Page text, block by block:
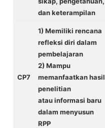
dan keterampilan
CP7
1) Memiliki rencana
refleksi diri dalam
pembelajaran
2) Mampu
memanfaatkan hasil
penelitian
atau informasi baru
dalam menyusun
RPP